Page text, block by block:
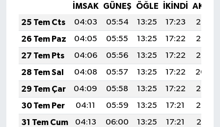
İMSAK GÜNEŞ ÖĞLE İKINDI
25 Tem Cts
04:03 05:54 13:25 17:23
20:47
26 Tem Paz
04:05 05:55 13:25 17:22
20:46
27 Tem Pts
04:06 05:56 13:25 17:22
20:45
28 Tem Sal
04:08 05:57 13:25 17:22
20:44
29 Tem Çar
04:09 05:58 13:25 17:22
20:43
30 Tem Per
04:11 05:59 13:25 17:21
20:42
31 Tem Cum
04:13 06:00 13:25 17:21
20:41